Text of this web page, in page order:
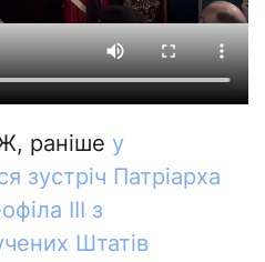
раніше у
зустріч Патріарха
III з
Штатів